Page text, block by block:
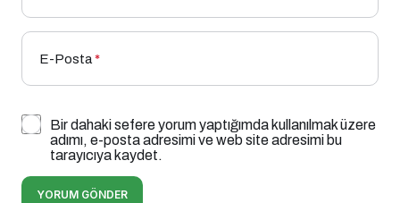
E-Posta*
Bir dahaki sefere yorum yaptığımda kullanılmak üzere
adımı, e-posta adresimi ve web site adresimi bu
tarayıcıya kaydet.
YORUM GÖNDER